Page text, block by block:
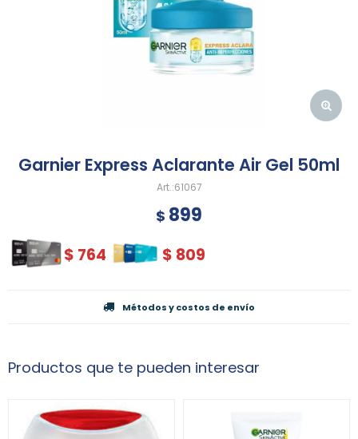
Garnier Express Aclarante Air Gel 50ml
61067
$ 899
$ 764 $ 809
Métodos y costos de envío
Productos que te pueden interesar